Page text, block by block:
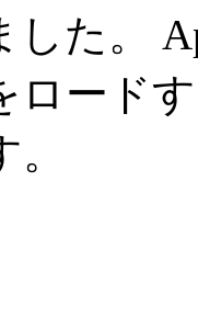
した。
ロード